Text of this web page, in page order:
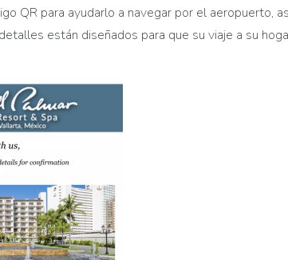
QR para ayudarlo a navegar por el aeropuerto,
están diseñados para que su viaje a su